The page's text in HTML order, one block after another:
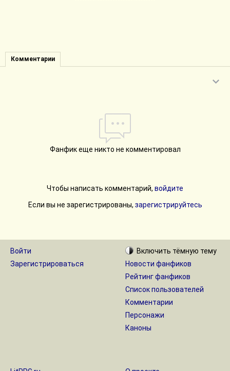
Комментарии
Фанфик еще никто не комментировал
Чтобы написать комментарий, войдите
Если вы не зарегистрированы, зарегистрируйтесь
Войти
Зарегистрироваться
Включить тёмную тему
Новости фанфиков
Рейтинг фанфиков
Список пользователей
Комментарии
Персонажи
Каноны